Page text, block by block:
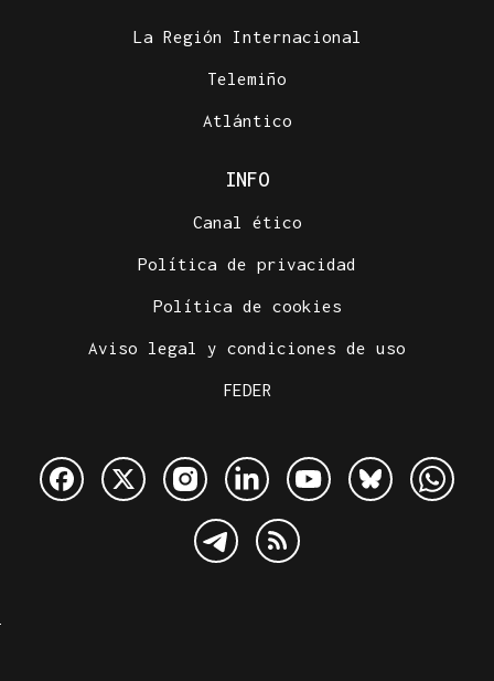
La Región Internacional
Telemiño
Atlántico
INFO
Canal ético
Política de privacidad
Política de cookies
Aviso legal y condiciones de uso
FEDER